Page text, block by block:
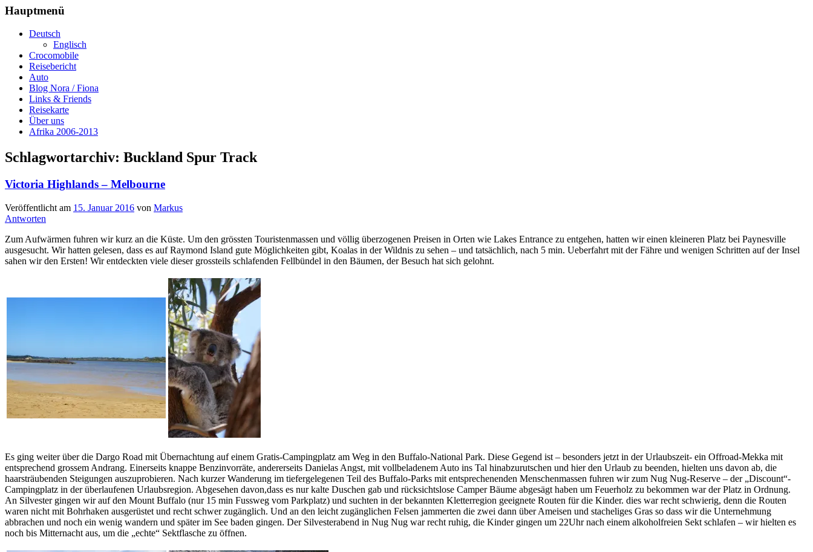
Hauptmenü
Deutsch
Englisch
Crocomobile
Reisebericht
Auto
Blog Nora / Fiona
Links & Friends
Reisekarte
Über uns
Afrika 2006-2013
Schlagwortarchiv: Buckland Spur Track
Victoria Highlands – Melbourne
Veröffentlicht am 15. Januar 2016 von Markus
Antworten
Zum Aufwärmen fuhren wir kurz an die Küste. Um den grössten Touristenmassen und völlig überzogenen Preisen in Orten wie Lakes Entrance zu entgehen, hatten wir einen kleineren Platz bei Paynesville
ausgesucht. Wir hatten gelesen, dass es auf Raymond Island gute Möglichkeiten gibt, Koalas in der Wildnis zu sehen – und tatsächlich, nach 5 min. Ueberfahrt mit der Fähre und wenigen Schritten auf der Insel
sahen wir den Ersten! Wir entdeckten viele dieser grossteils schlafenden Fellbündel in den Bäumen, der Besuch hat sich gelohnt.
Es ging weiter über die Dargo Road mit Übernachtung auf einem Gratis-Campingplatz am Weg in den Buffalo-National Park. Diese Gegend ist – besonders jetzt in der Urlaubszeit- ein Offroad-Mekka mit
entsprechend grossem Andrang. Einerseits knappe Benzinvorräte, andererseits Danielas Angst, mit vollbeladenem Auto ins Tal hinabzurutschen und hier den Urlaub zu beenden, hielten uns davon ab, die
haarsträubenden Steigungen auszuprobieren. Nach kurzer Wanderung im tiefergelegenen Teil des Buffalo-Parks mit entsprechenenden Menschenmassen fuhren wir zum Nug Nug-Reserve – der „Discount“-
Campingplatz in der überlaufenen Urlaubsregion. Abgesehen davon,dass es nur kalte Duschen gab und rücksichtslose Camper Bäume abgesägt haben um Feuerholz zu bekommen war der Platz in Ordnung.
An Silvester gingen wir auf den Mount Buffalo (nur 15 min Fussweg vom Parkplatz) und suchten in der bekannten Kletterregion geeignete Routen für die Kinder. dies war recht schwierig, denn die Routen
waren nicht mit Bohrhaken ausgerüstet und recht schwer zugänglich. Und an den leicht zugänglichen Felsen jammerten die zwei dann über Ameisen und stacheliges Gras so dass wir die Unternehmung
abbrachen und noch ein wenig wandern und später im See baden gingen. Der Silvesterabend in Nug Nug war recht ruhig, die Kinder gingen um 22Uhr nach einem alkoholfreien Sekt schlafen – wir hielten es
noch bis Mitternacht aus, um die „echte“ Sektflasche zu öffnen.